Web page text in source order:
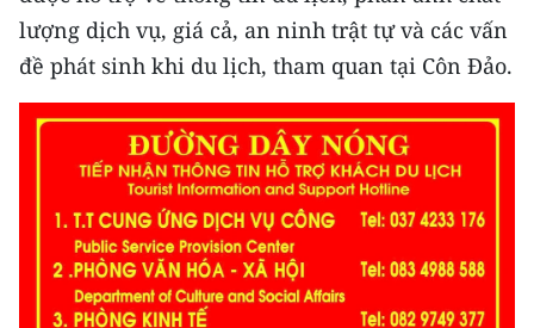
Đồng bằng sông Hồng
Bắc Trung Bộ
Duyên hải Nam Trung Bộ và Tây
Đông Nam Bộ
Đồng bằng sông Cửu Long
Chuyên trang Hà Nội
lượng dịch vụ, giá cả, an ninh trật tự và các vấn
đề phát sinh khi du lịch, tham quan tại Côn Đảo.